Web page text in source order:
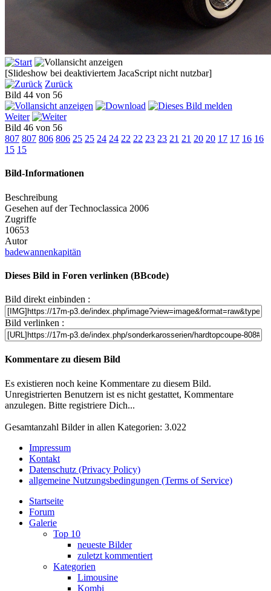
[Slideshow bei deaktiviertem JacaScript nicht nutzbar]
Zurück
Bild 44 von 56
Weiter
Bild 46 von 56
807 807 806 806 25 25 24 24 22 22 23 23 21 21 20 20 17 17 16 16
15 15
Bild-Informationen
Beschreibung
Gesehen auf der Technoclassica 2006
Zugriffe
10653
Autor
badewannenkapitän
Dieses Bild in Foren verlinken (BBcode)
Bild direkt einbinden :
Bild verlinken :
Kommentare zu diesem Bild
Es existieren noch keine Kommentare zu diesem Bild.
Unregistrierten Benutzern ist es nicht gestattet, Kommentare
anzulegen. Bitte registriere Dich...
Gesamtanzahl Bilder in allen Kategorien: 3.022
Impressum
Kontakt
Datenschutz (Privacy Policy)
allgemeine Nutzungsbedingungen (Terms of Service)
Startseite
Forum
Galerie
Top 10
neueste Bilder
zuletzt kommentiert
Kategorien
Limousine
Kombi